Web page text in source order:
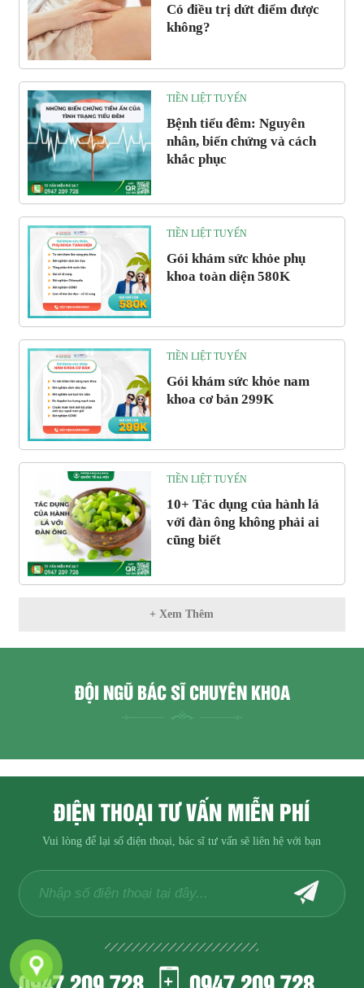
Có điều trị dứt điểm được
không?
TIỀN LIỆT TUYẾN
Bệnh tiểu đêm: Nguyên
nhân, biến chứng và cách
khắc phục
TIỀN LIỆT TUYẾN
Gói khám sức khỏe phụ
khoa toàn diện 580K
TIỀN LIỆT TUYẾN
Gói khám sức khỏe nam
khoa cơ bản 299K
TIỀN LIỆT TUYẾN
10+ Tác dụng của hành lá
với đàn ông không phải ai
cũng biết
+ Xem Thêm
ĐỘI NGŨ BÁC SĨ CHUYÊN KHOA
ĐIỆN THOẠI TƯ VẤN MIỄN PHÍ
Vui lòng để lại số điện thoại, bác sĩ tư vấn sẽ liên hệ với bạn